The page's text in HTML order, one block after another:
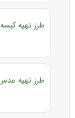
طرز تهیه
طرز تهیه